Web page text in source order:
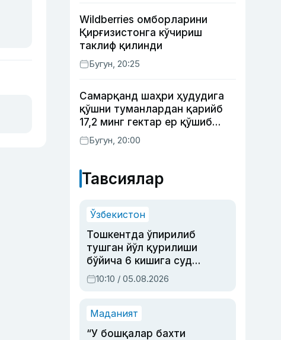
Wildberries омборларини
Қирғизистонга кўчириш
таклиф қилинди
Бугун, 20:25
Самарқанд шаҳри ҳудудига
қўшни туманлардан қарийб
17,2 минг гектар ер қўшиб
берилади
Бугун, 20:00
Тавсиялар
Ўзбекистон
Тошкентда ўпирилиб
тушган йўл қурилиши
бўйича 6 кишига суд
ҳукми ўқилди
10:10 / 05.08.2026
Маданият
“У бошқалар бахти